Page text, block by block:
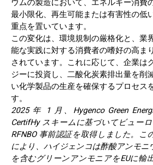
ウムの製造において、エネルギー消費
最小限化、再生可能または有害性の低
重点を置いています。
この変化は、環境規制の厳格化と、業
能な実践に対する消費者の嗜好の高ま
されています。これに応じて、企業は
ジーに投資し、二酸化炭素排出量を削
い化学製品の生産を確保するプロセス
す。
2025 年 1 月、Hygenco Green
CertifHy スキームに基づいてビュー
RFNBO 事前認証を取得しました。こ
により、ハイジェンコは酢酸アンモニ
を含むグリーンアンモニアをEUに輸